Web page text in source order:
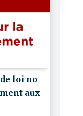
loi no
aux